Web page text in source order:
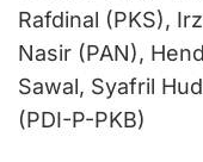
Rafdinal (PKS),
Nasir (PAN),
Sawal, Syafril
(PDI-P-PKB)